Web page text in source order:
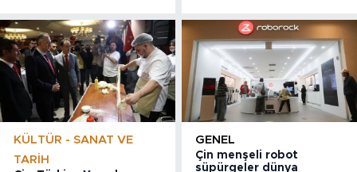
KÜLTÜR - SANAT VE
TARIH
GENEL
Çin menşeli robot
süpürgeler dünya